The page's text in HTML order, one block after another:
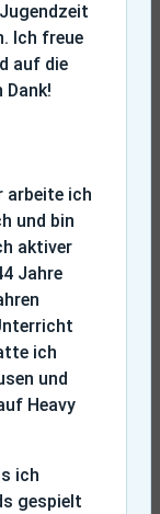
Ich freue
auf die
Dank!
arbeite ich
und bin
aktiver
Jahre
ich
und
Heavy
ich
gespielt